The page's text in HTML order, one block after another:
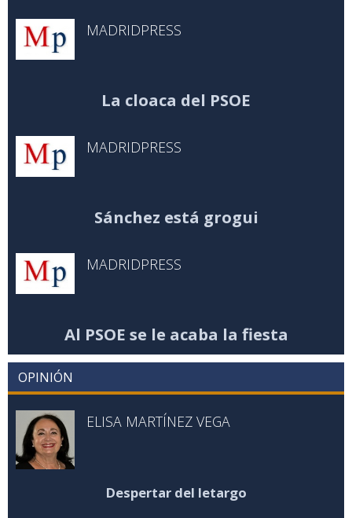
MADRIDPRESS
La cloaca del PSOE
MADRIDPRESS
Sánchez está grogui
MADRIDPRESS
Al PSOE se le acaba la fiesta
OPINIÓN
ELISA MARTÍNEZ VEGA
Despertar del letargo